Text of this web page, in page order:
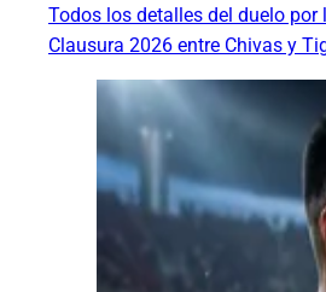
Todos los detalles del duelo por
Clausura 2026 entre Chivas y